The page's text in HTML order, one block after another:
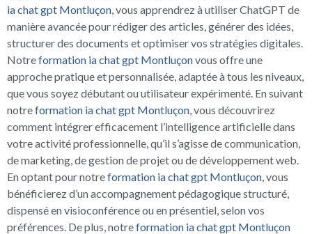
ia chat gpt Montluçon, vous apprendrez à utiliser ChatGPT de
manière avancée pour rédiger des articles, générer des idées,
structurer des documents et optimiser vos stratégies digitales.
Notreformation ia chat gpt Montluçonvous offre une
approche pratique et personnalisée, adaptée à tous les niveaux,
que vous soyez débutant ou utilisateur expérimenté. En suivant
notreformation ia chat gpt Montluçon, vous découvrirez
comment intégrer efficacement l’intelligence artificielle dans
votre activité professionnelle, qu’il s’agisse de communication,
de marketing, de gestion de projet ou de développement web.
En optant pour notreformation ia chat gpt Montluçon, vous
bénéficierez d’un accompagnement pédagogique structuré,
dispensé en visioconférence ou en présentiel, selon vos
préférences. De plus, notreformation ia chat gpt Montluçon